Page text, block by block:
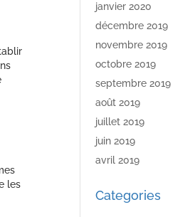
les
janvier 2020
décembre 2019
novembre 2019
octobre 2019
septembre 2019
août 2019
juillet 2019
juin 2019
avril 2019
Categories